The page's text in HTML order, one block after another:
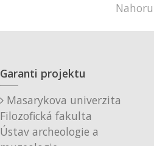
Nahoru
Garanti projektu
Masarykova univerzita
Filozofická fakulta
Ústav archeologie a